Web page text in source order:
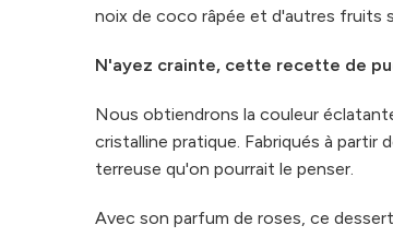
noix de coco râpée et d'autres fruits
N'ayez crainte, cette recette de
Nous obtiendrons la couleur
cristalline pratique. Fabriqués à
terreuse qu'on pourrait le penser.
Avec son parfum de roses, ce